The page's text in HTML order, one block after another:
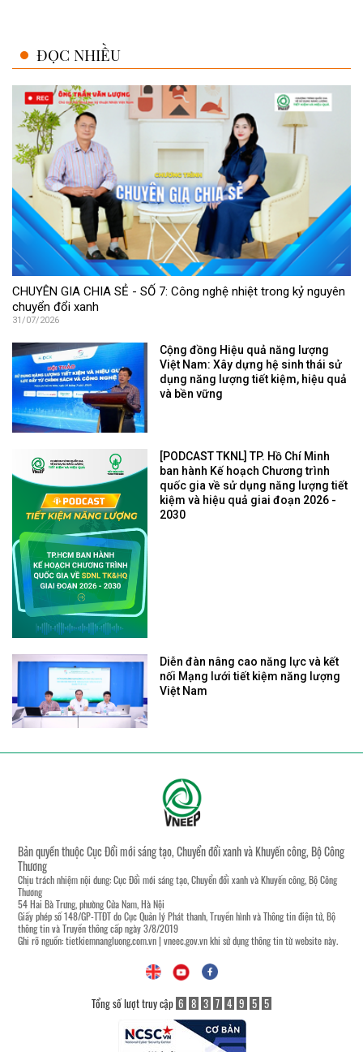
ĐỌC NHIỀU
CHUYÊN GIA CHIA SẺ - SỐ 7: Công nghệ nhiệt trong kỷ nguyên
chuyển đổi xanh
31/07/2026
Cộng đồng Hiệu quả năng lượng
Việt Nam: Xây dựng hệ sinh thái sử
dụng năng lượng tiết kiệm, hiệu quả
và bền vững
[PODCAST TKNL] TP. Hồ Chí Minh
ban hành Kế hoạch Chương trình
quốc gia về sử dụng năng lượng tiết
kiệm và hiệu quả giai đoạn 2026 -
2030
Diễn đàn nâng cao năng lực và kết
nối Mạng lưới tiết kiệm năng lượng
Việt Nam
Bản quyền thuộc Cục Đổi mới sáng tạo, Chuyển đổi xanh và Khuyến công, Bộ Công
Thương
Chịu trách nhiệm nội dung: Cục Đổi mới sáng tạo, Chuyển đổi xanh và Khuyến công, Bộ Công
Thương
54 Hai Bà Trưng, phường Cửa Nam, Hà Nội
Giấy phép số 148/GP-TTĐT do Cục Quản lý Phát thanh, Truyền hình và Thông tin điện tử, Bộ
thông tin và Truyền thông cấp ngày 3/8/2019
Ghi rõ nguồn:tietkiemnangluong.com.vn| vneec.gov.vnkhi sử dụng thông tin từ website này.
Tổng số lượt truy cập 6 8 3 7 4 9 5 5